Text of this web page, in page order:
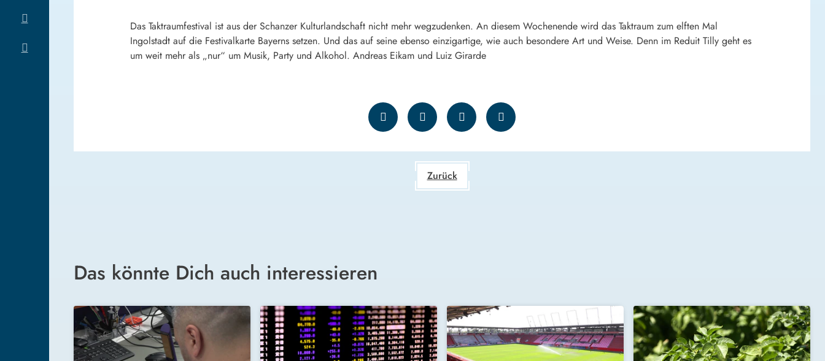
Das Taktraumfestival ist aus der Schanzer Kulturlandschaft nicht mehr wegzudenken. An diesem Wochenende wird das Taktraum zum elften Mal
Ingolstadt auf die Festivalkarte Bayerns setzen. Und das auf seine ebenso einzigartige, wie auch besondere Art und Weise. Denn im Reduit Tilly geht es
um weit mehr als „nur“ um Musik, Party und Alkohol. Andreas Eikam und Luiz Girarde
Zurück
Das könnte Dich auch interessieren